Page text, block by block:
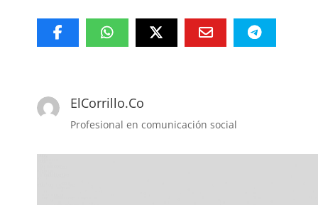
ElCorrillo.Co
Profesional en comunicación social